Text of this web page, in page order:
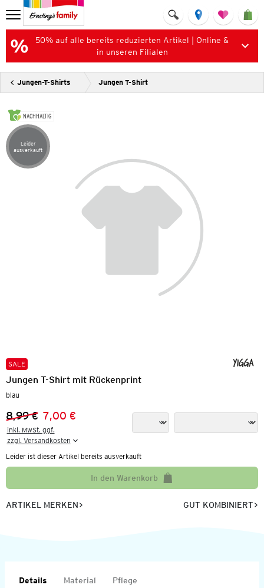
50% auf alle bereits reduzierten Artikel | Online &
in unseren Filialen
Jungen-T-Shirts Jungen T-Shirt
NACHHALTIG
Artikel leider ausverkauft
Leider
ausverkauft
SALE
Jungen T-Shirt mit Rückenprint
blau
Vorheriger Preis:
8,99 €
Neuer Preis:
7,00 €
inkl. MwSt. ggf.
zzgl. Versandkosten
Leider ist dieser Artikel bereits ausverkauft
In den Warenkorb
ARTIKEL MERKEN GUT KOMBINIERT
Details Material Pflege